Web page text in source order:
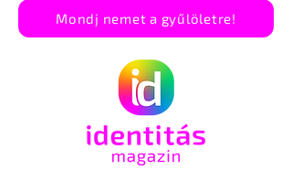
Mondj nemet a gyűlöletre!